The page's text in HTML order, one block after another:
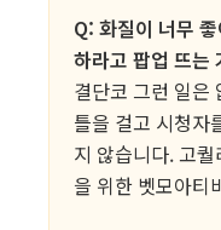
Q: 화질이 너무
하라고 팝업 뜨는
결단코 그런 일은
틀을 걸고 시청자
지 않습니다. 고
을 위한 벳모아티